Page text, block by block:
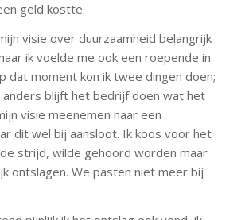
geld kostte.
visie over duurzaamheid belangrijk
ik voelde me ook een roepende in
dat moment kon ik twee dingen doen;
blijft het bedrijf doen wat het
visie meenemen naar een
dit wel bij aansloot. Ik koos voor het
strijd, wilde gehoord worden maar
ontslagen. We pasten niet meer bij